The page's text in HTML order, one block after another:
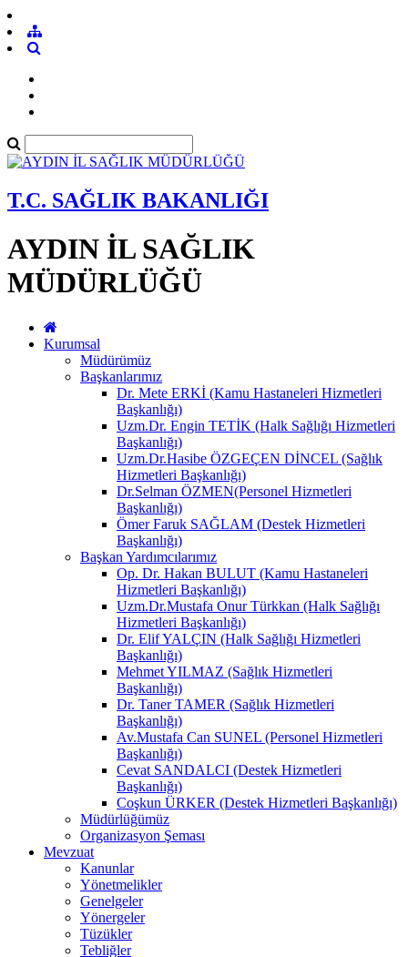
T.C. SAĞLIK BAKANLIĞI
AYDIN İL SAĞLIK
MÜDÜRLÜĞÜ
Kurumsal
Müdürümüz
Başkanlarımız
Dr. Mete ERKİ (Kamu Hastaneleri Hizmetleri
Başkanlığı)
Uzm.Dr. Engin TETİK (Halk Sağlığı Hizmetleri
Başkanlığı)
Uzm.Dr.Hasibe ÖZGEÇEN DİNCEL (Sağlık
Hizmetleri Başkanlığı)
Dr.Selman ÖZMEN(Personel Hizmetleri
Başkanlığı)
Ömer Faruk SAĞLAM (Destek Hizmetleri
Başkanlığı)
Başkan Yardımcılarımız
Op. Dr. Hakan BULUT (Kamu Hastaneleri
Hizmetleri Başkanlığı)
Uzm.Dr.Mustafa Onur Türkkan (Halk Sağlığı
Hizmetleri Başkanlığı)
Dr. Elif YALÇIN (Halk Sağlığı Hizmetleri
Başkanlığı)
Mehmet YILMAZ (Sağlık Hizmetleri
Başkanlığı)
Dr. Taner TAMER (Sağlık Hizmetleri
Başkanlığı)
Av.Mustafa Can SUNEL (Personel Hizmetleri
Başkanlığı)
Cevat SANDALCI (Destek Hizmetleri
Başkanlığı)
Coşkun ÜRKER (Destek Hizmetleri Başkanlığı)
Müdürlüğümüz
Organizasyon Şeması
Mevzuat
Kanunlar
Yönetmelikler
Genelgeler
Yönergeler
Tüzükler
Tebliğler